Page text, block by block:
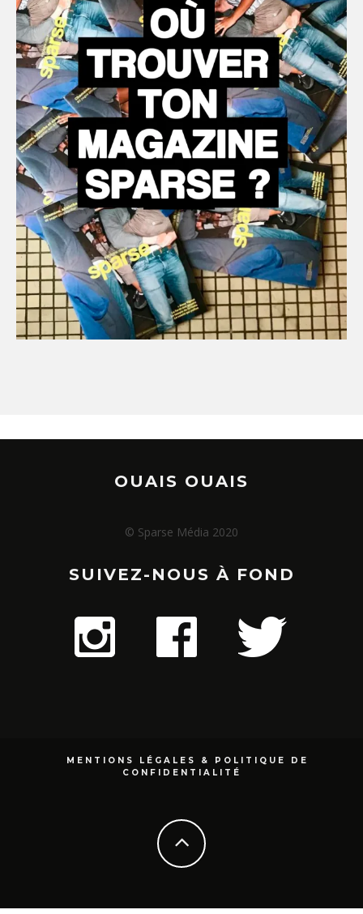
OUAIS OUAIS
© Sparse Média 2020
SUIVEZ-NOUS À FOND
MENTIONS LÉGALES & POLITIQUE DE
CONFIDENTIALITÉ